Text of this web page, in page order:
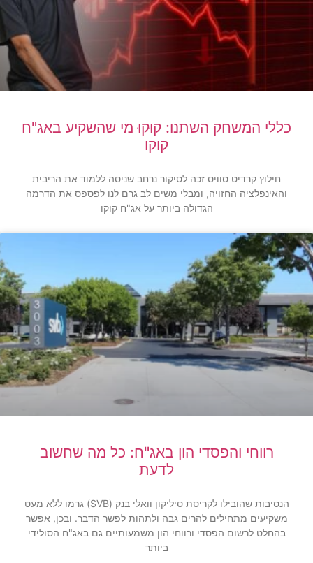
כללי המשחק השתנו: קוּקוּ מי שהשקיע באג"ח
קוקו
חילוץ קרדיט סוויס זכה לסיקור נרחב שניסה ללמוד את הריבית
והאינפלציה החזויה, ומבלי משים לב גרם לנו לפספס את הדרמה
הגדולה ביותר על אג"ח קוקו
רווחי והפסדי הון באג"ח: כל מה שחשוב
לדעת
הנסיבות שהובילו לקריסת סיליקון וואלי בנק (SVB) גרמו ללא מעט
משקיעים מתחילים להרים גבה ולתהות לפשר הדבר. ובכן, אפשר
בהחלט לרשום הפסדי ורווחי הון משמעותיים גם באג"ח הסולידי
ביותר